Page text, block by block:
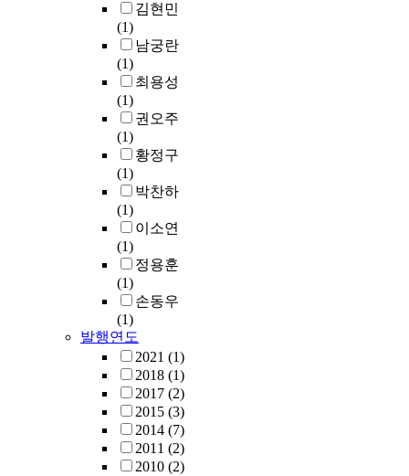
김현민
(1)
남궁란
(1)
최용성
(1)
권오주
(1)
황정구
(1)
박찬하
(1)
이소연
(1)
정용훈
(1)
손동우
(1)
발행연도
2021 (1)
2018 (1)
2017 (2)
2015 (3)
2014 (7)
2011 (2)
2010 (2)